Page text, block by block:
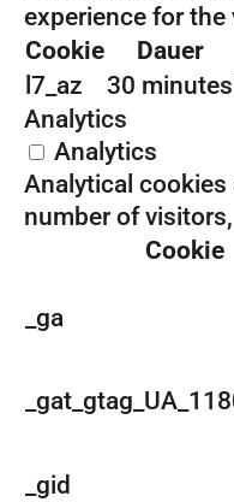
experience for the
Cookie
Dauer
l7_az
30 minutes
Analytics
Analytics
Analytical
number of
Cookie
_ga
_gid